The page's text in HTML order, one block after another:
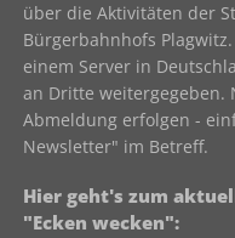
über die Aktivitäten der
Bürgerbahnhofs
einem Server in
an Dritte weitergegeben.
Abmeldung erfolgen -
Newsletter" im Betreff.
Hier geht's zum
"Ecken wecken":